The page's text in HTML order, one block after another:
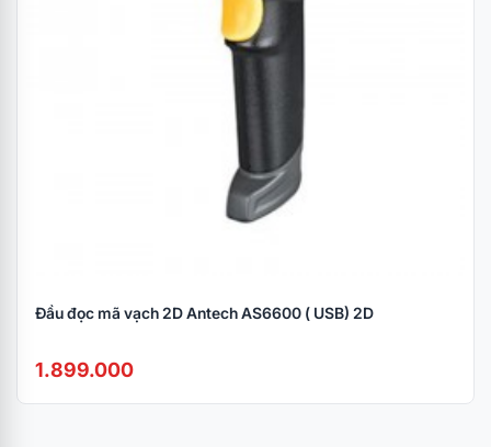
Kích thước nhỏ gọn, trọng lượng nhẹ chỉ 302g,
được ưa chuộng nhiều do giá thành rẻ, chi phí đầu
tư thấp, thiết kế nhỏ gọn, dễ dàng sử dụng.
Đầu đọc mã vạch 2D Antech AS6600 ( USB) 2D
1.899.000